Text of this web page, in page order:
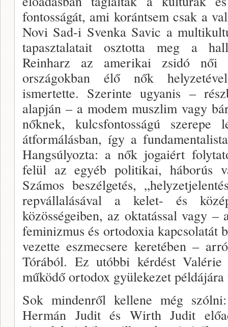
fontosságát, ami korántsem csak a
Novi Sad-i Svenka Savic a
tapasztalatait osztotta meg a
Reinharz az amerikai zsidó női
országokban élő nők
ismertet­te. Szerinte ugyanis –
alapján – a modem muszlim vagy
nőknek, kulcsfontosságú szerepe
átformálásban, így a
Hangsúlyozta: a nők jogaiért
felül az egyéb politikai, háborús
Számos beszélgetés,
repvállalásával a kelet- és
közösségeiben, az okta­tással vagy –
feminizmus és ortodoxia kapcsolatát
vezette eszmecsere keretében –
Tórából. Ez utóbbi kér­dést Valérie
működő ortodox gyülekezet
Sok mindenről kellene még
Hermán Judit és Wirth Judit